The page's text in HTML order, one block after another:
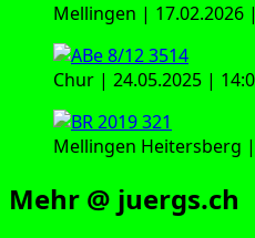
Mellingen | 17.02.2026
Chur | 24.05.2025 |
Mellingen Heitersberg
Mehr @ juergs.ch